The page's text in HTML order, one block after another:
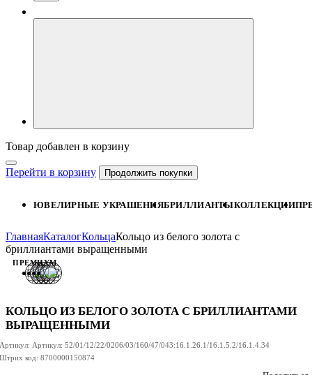
Товар добавлен в корзину
Перейти в корзину Продолжить покупки
ЮВЕЛИРНЫЕ УКРАШЕНИЯБРИЛЛИАНТЫКОЛЛЕКЦИИ
ГлавнаяКаталогКольцаКольцо из белого золота с
бриллиантами выращенными
ПРЕМИУМ
КОЛЬЦО ИЗ БЕЛОГО ЗОЛОТА С БРИЛЛИАНТАМИ
ВЫРАЩЕННЫМИ
Артикул: Артикул: 52/01/12/22/0206/03/160/47/043:16.1.26.1/16.1.5.2/16.1.4.34
Штрих код: 8700000150874